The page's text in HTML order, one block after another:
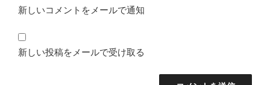
新しいコメントをメールで通知
新しい投稿をメールで受け取る